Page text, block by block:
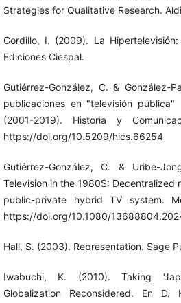
Strategies for Qualitative Research.
Gordillo, I. (2009). La
Ediciones Ciespal.
Gutiérrez-González, C. & González-
publicaciones en "televisión
(2001-2019). Historia y
https://doi.org/10.5209/hics.66254
Gutiérrez-González, C. & Uribe-
Television in the 1980S:
public-private hybrid TV system.
https://doi.org/10.1080/
Hall, S. (2003). Representation. Sage
Iwabuchi, K. (2010). Taking
Globalization Reconsidered. En D.